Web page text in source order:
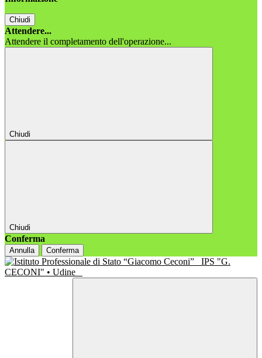
Chiudi
Attendere...
Attendere il completamento dell'operazione...
Chiudi
Chiudi
Conferma
Annulla Conferma
IPS "G.
CECONI" • Udine